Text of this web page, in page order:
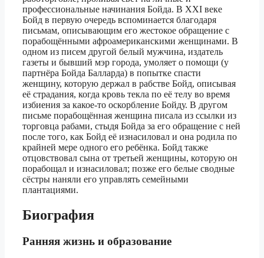
профессиональные начинания Бойда. В XXI веке
Бойд в первую очередь вспоминается благодаря
письмам, описывающим его жестокое обращение с
порабощёнными афроамериканскими женщинами. В
одном из писем другой белый мужчина, издатель
газеты и бывший мэр города, умоляет о помощи (у
партнёра Бойда Балларда) в попытке спасти
женщину, которую держал в рабстве Бойд, описывая
её страдания, когда кровь текла по её телу во время
избиения за какое-то оскорбление Бойду. В другом
письме порабощённая женщина писала из ссылки из
торговца рабами, стыдя Бойда за его обращение с ней
после того, как Бойд её изнасиловал и она родила по
крайней мере одного его ребёнка. Бойд также
отцовствовал сына от третьей женщины, которую он
порабощал и изнасиловал; позже его белые сводные
сёстры наняли его управлять семейными
плантациями.
Биография
Ранняя жизнь и образование